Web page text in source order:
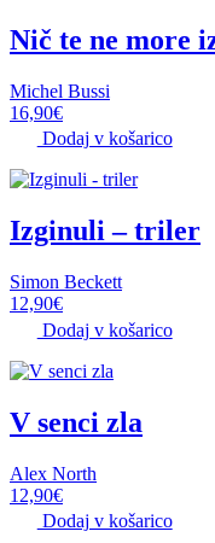
Nič te ne more
Michel Bussi
16,90€
Dodaj v košarico
Izginuli – triler
Simon Beckett
12,90€
Dodaj v košarico
V senci zla
Alex North
12,90€
Dodaj v košarico